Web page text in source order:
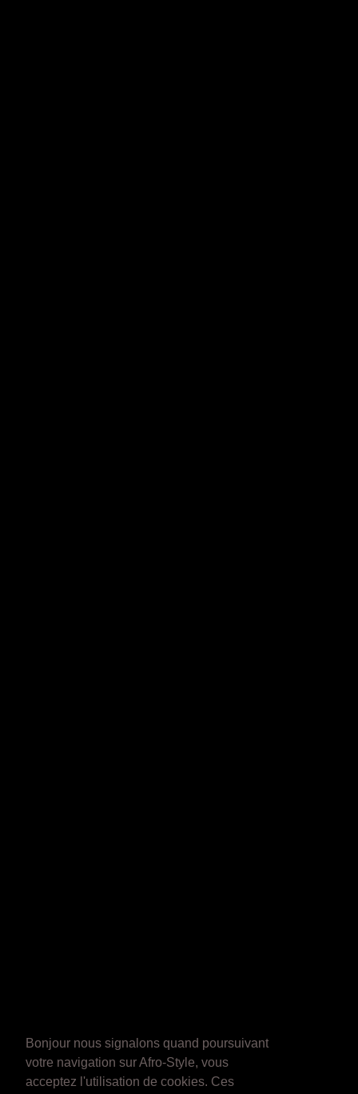
Bonjour nous signalons quand poursuivant
votre navigation sur Afro-Style, vous
acceptez l'utilisation de cookies. Ces